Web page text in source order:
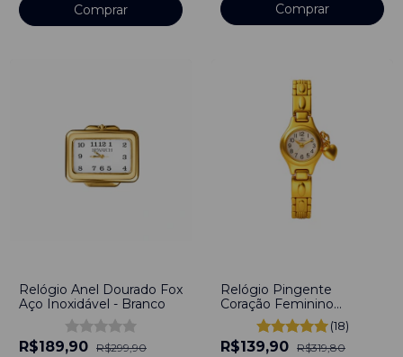
Comprar Comprar
Relógio Anel Dourado Fox
Aço Inoxidável - Branco
R$189,90 R$299,90
Relógio Pingente
Coração Feminino
Dourado
(18)
R$139,90 R$319,80